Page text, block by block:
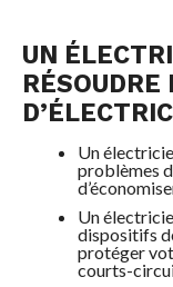
UN
Un
problèmes
Un
dispositifs
protéger
courts-